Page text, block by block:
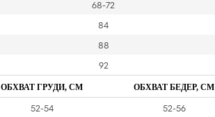
68-72
84
88
92
ОБХВАТ ГРУДИ, СМ ОБХВАТ БЕДЕР, СМ
52-54 52-56